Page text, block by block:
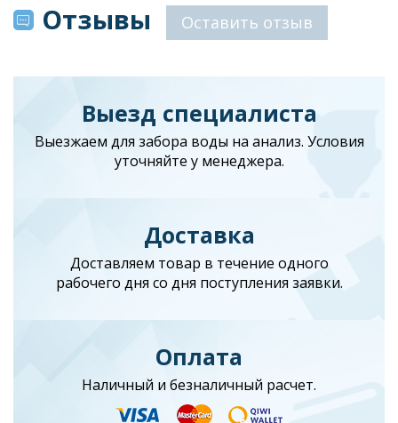
Отзывы Оставить отзыв
Выезд специалиста
Выезжаем для забора воды на анализ. Условия
уточняйте у менеджера.
Доставка
Доставляем товар в течение одного
рабочего дня со дня поступления заявки.
Оплата
Наличный и безналичный расчет.